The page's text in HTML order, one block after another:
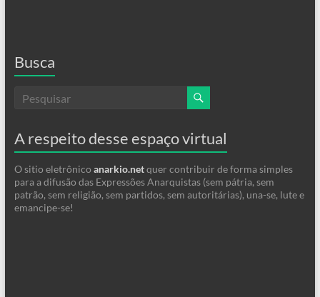
Busca
A respeito desse espaço virtual
O sitio eletrônico anarkio.netquer contribuir de forma simples
para a difusão das Expressões Anarquistas (sem pátria, sem
patrão, sem religião, sem partidos, sem autoritárias), una-se, lute e
emancipe-se!